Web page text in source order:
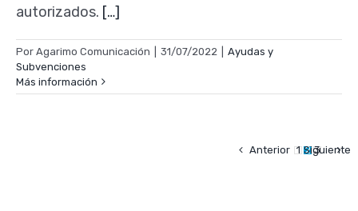
autorizados. […]
Por Agarimo Comunicación 31/07/2022
Ayudas y
Subvenciones
Más información
Anterior 1 2 3
Siguiente